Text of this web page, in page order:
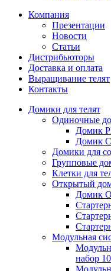
Компания
Презентации
Новости
Статьи
Дистрибьюторы
Доставка и оплата
Выращивание телят
Контакты
Домики для телят
Одиночные
Домик
Домик
Домики для
Групповые
Клетки для
Открытый
Домик
Модульная
набор